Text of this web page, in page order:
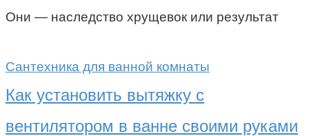
Они — наследство хрущевок или результат
Сантехника для ванной комнаты
Как установить вытяжку с
вентилятором в ванне своими руками